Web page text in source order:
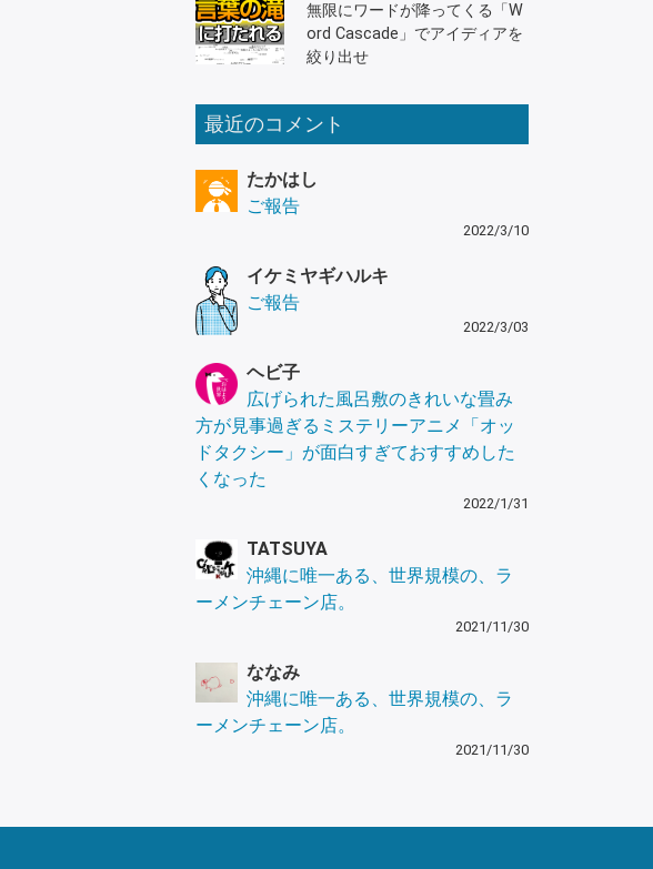
無限にワードが降ってくる「W
ord Cascade」でアイディアを
絞り出せ
最近のコメント
たかはし
ご報告
2022/3/10
イケミヤギハルキ
ご報告
2022/3/03
ヘビ子
広げられた風呂敷のきれいな畳み
方が見事過ぎるミステリーアニメ「オッ
ドタクシー」が面白すぎておすすめした
くなった
2022/1/31
TATSUYA
沖縄に唯一ある、世界規模の、ラ
ーメンチェーン店。
2021/11/30
ななみ
沖縄に唯一ある、世界規模の、ラ
ーメンチェーン店。
2021/11/30